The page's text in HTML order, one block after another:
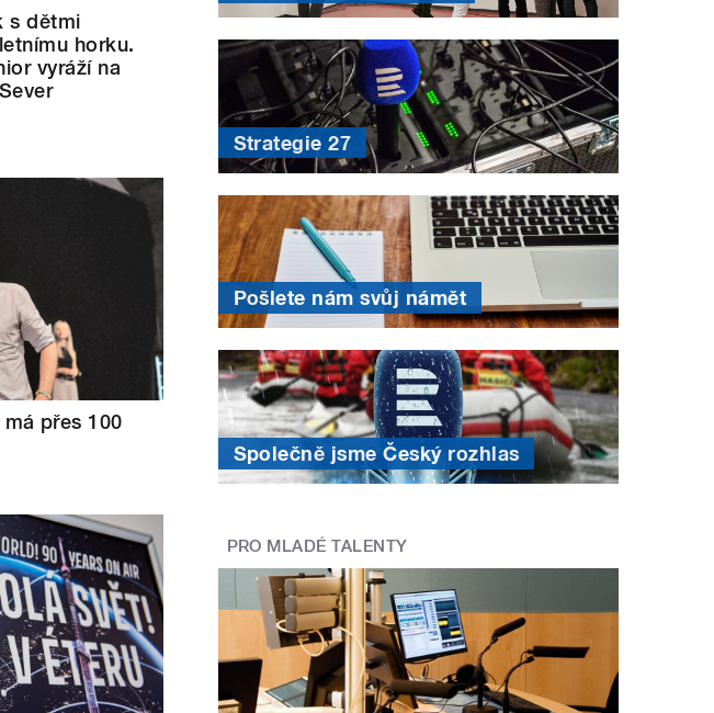
s dětmi
horku.
vyráží na
přes 100
Strategie 27
Pošlete nám svůj námět
Společně jsme Český rozhlas
PRO MLADÉ TALENTY